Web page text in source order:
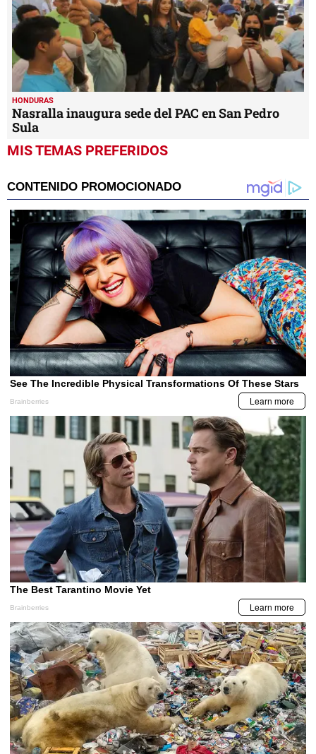
HONDURAS
Nasralla inaugura sede del PAC en San Pedro
Sula
MIS TEMAS PREFERIDOS